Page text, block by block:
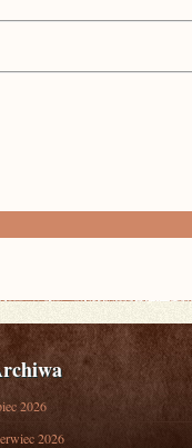
2026
2026